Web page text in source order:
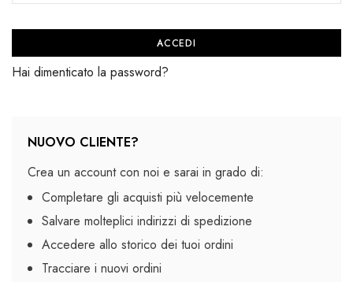
Hai dimenticato la password?
NUOVO CLIENTE?
Crea un account con noi e sarai in grado di:
Completare gli acquisti più velocemente
Salvare molteplici indirizzi di spedizione
Accedere allo storico dei tuoi ordini
Tracciare i nuovi ordini